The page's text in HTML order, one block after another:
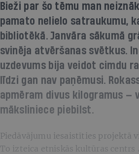
Bieži par šo tēmu man
pamato nelielo satraukumu,
bibliotēkā. Janvāra sākumā
svinēja atvēršanas svētkus.
uzdevums bija veidot cimdu
līdzi gan nav paņēmusi.
apmēram divus kilogramus —
māksliniece piebilst.
Piedāvājumu iesaistīties projektā
To izteica etniskās kultūras centrs